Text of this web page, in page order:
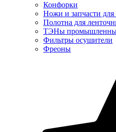
Конфорки
Ножи и запчасти для
Полотна для
ТЭНы
Фильтры осушители
Фреоны